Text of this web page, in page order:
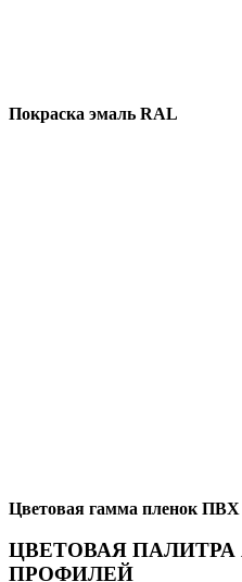
Покраска эмаль RAL
Цветовая гамма пленок ПВХ
ЦВЕТОВАЯ
ПРОФИЛЕЙ